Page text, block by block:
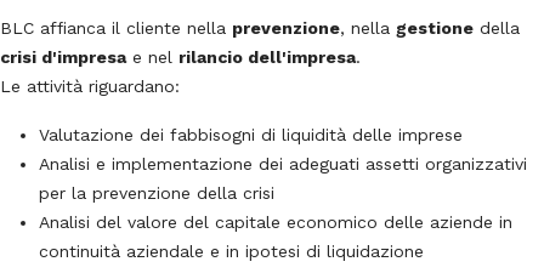
BLC affianca il cliente nella prevenzione, nella gestione della
crisi d'impresae nel rilancio dell'impresa.
Le attività riguardano:
Valutazione dei fabbisogni di liquidità delle imprese
Analisi e implementazione dei adeguati assetti organizzativi
per la prevenzione della crisi
Analisi del valore del capitale economico delle aziende in
continuità aziendale e in ipotesi di liquidazione